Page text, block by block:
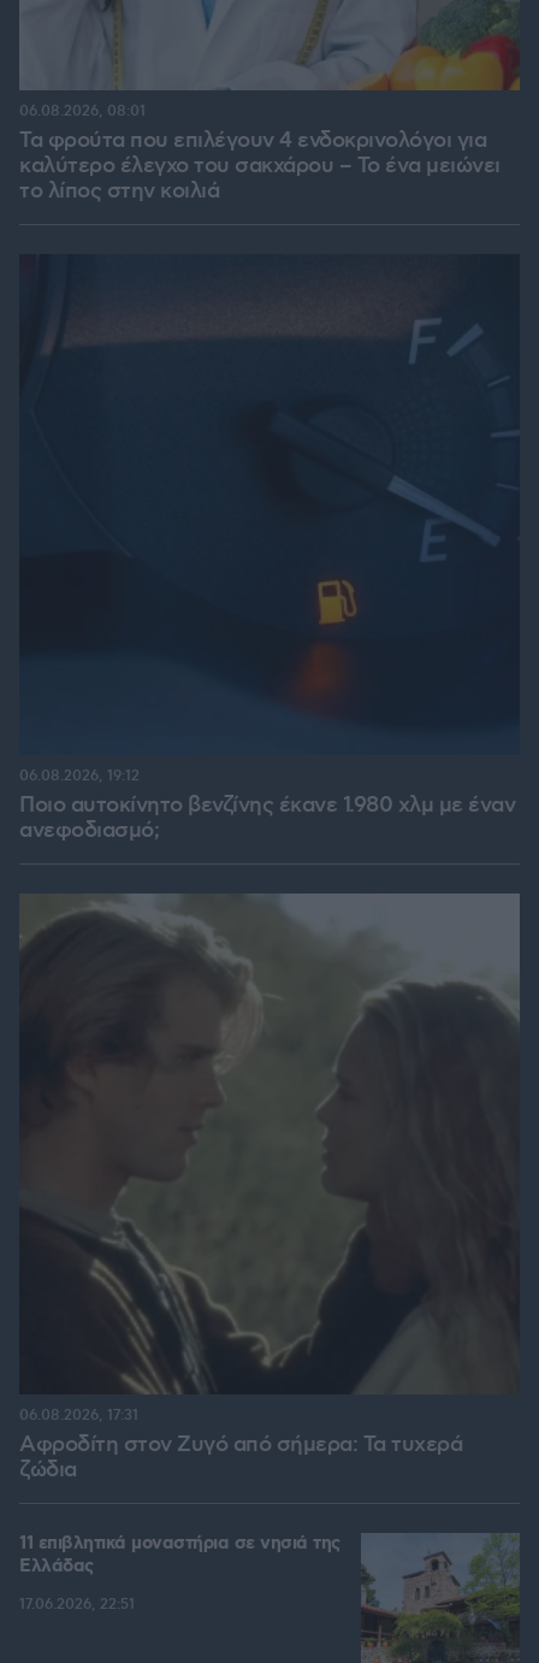
Τα φρούτα που επιλέγουν 4 ενδοκρινολόγοι για
καλύτερο έλεγχο του σακχάρου – Το ένα μειώνει
το λίπος στην κοιλιά
06.08.2026, 08:01
Ποιο αυτοκίνητο βενζίνης έκανε 1.980 χλμ με έναν
ανεφοδιασμό;
06.08.2026, 19:12
Αφροδίτη στον Ζυγό από σήμερα: Τα τυχερά
ζώδια
06.08.2026, 17:31
11 επιβλητικά μοναστήρια σε νησιά της
Ελλάδας
17.06.2026, 22:51